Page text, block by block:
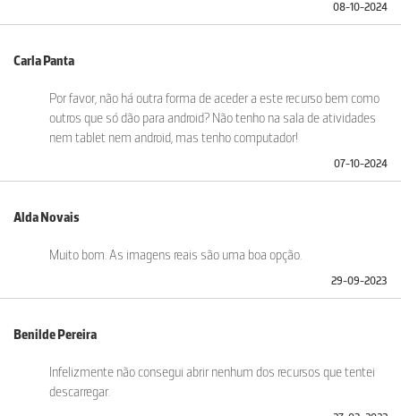
08-10-2024
Carla Panta
Por favor, não há outra forma de aceder a este recurso bem como
outros que só dão para android? Não tenho na sala de atividades
nem tablet nem android, mas tenho computador!
07-10-2024
Alda Novais
Muito bom. As imagens reais são uma boa opção.
29-09-2023
Benilde Pereira
Infelizmente não consegui abrir nenhum dos recursos que tentei
descarregar.